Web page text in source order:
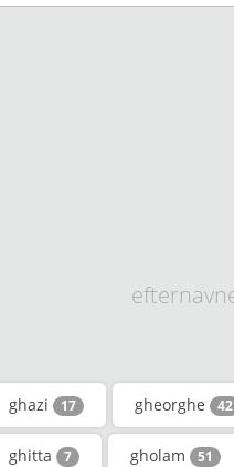
ghazi 17 gheorghe 42
ghitta 7 gholam 51